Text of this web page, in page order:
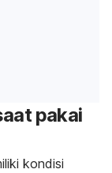
pakai
kondisi